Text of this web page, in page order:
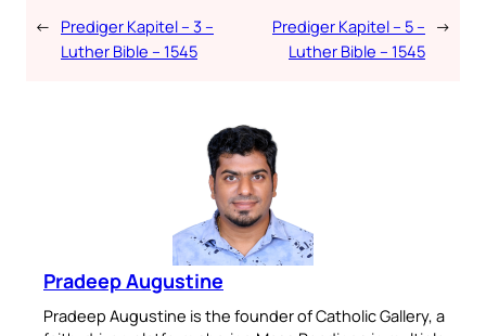
← Prediger Kapitel – 3 –
Luther Bible – 1545
Prediger Kapitel – 5 –
Luther Bible – 1545
→
Pradeep Augustine
Pradeep Augustine is the founder of Catholic Gallery, a